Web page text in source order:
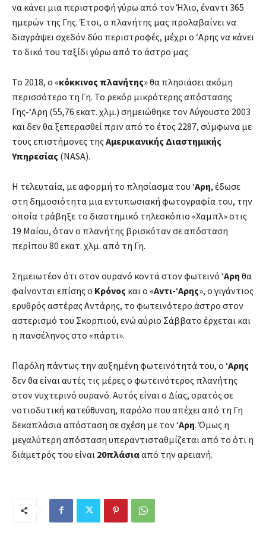
να κάνει μια περιστροφή γύρω από τον Ήλιο, έναντι 365
ημερών της Γης. Έτσι, ο πλανήτης μας προλαβαίνει να
διαγράψει σχεδόν δύο περιστροφές, μέχρι ο ‘Αρης να κάνει
το δικό του ταξίδι γύρω από το άστρο μας.
To 2018, o «κόκκινος πλανήτης» θα πλησιάσει ακόμη
περισσότερο τη Γη. Το ρεκόρ μικρότερης απόστασης
Γης-‘Αρη (55,76 εκατ. χλμ.) σημειώθηκε τον Αύγουστο 2003
και δεν θα ξεπερασθεί πριν από το έτος 2287, σύμφωνα με
τους επιστήμονες τηςΑμερικανικής Διαστημικής
Υπηρεσίας (NASA).
Η τελευταία, με αφορμή το πλησίασμα του ‘Αρη, έδωσε
στη δημοσιότητα μια εντυπωσιακή φωτογραφία του, την
οποία τράβηξε το διαστημικό τηλεσκόπιο «Χαμπλ» στις
19 Μαΐου, όταν ο πλανήτης βρισκόταν σε απόσταση
περίπου 80 εκατ. χλμ. από τη Γη.
Σημειωτέον ότι στον ουρανό κοντά στον φωτεινό ‘Αρη θα
φαίνονται επίσης ο Κρόνος και ο «Αντι-‘Αρης», ο γιγάντιος
ερυθρός αστέρας Αντάρης, το φωτεινότερο άστρο στον
αστερισμό του Σκορπιού, ενώ αύριο Σάββατο έρχεται και
η πανσέληνος στο «πάρτι».
Παρόλη πάντως την αυξημένη φωτεινότητά του, ο ‘Αρης
δεν θα είναι αυτές τις μέρες ο φωτεινότερος πλανήτης
στον νυχτερινό ουρανό. Αυτός είναι ο Δίας, ορατός σε
νοτιοδυτική κατεύθυνση, παρόλο που απέχει από τη Γη
δεκαπλάσια απόσταση σε σχέση με τον ‘Αρη. Όμως η
μεγαλύτερη απόσταση υπεραντισταθμίζεται από το ότι η
διάμετρός του είναι 20πλάσιααπό την αρειανή.